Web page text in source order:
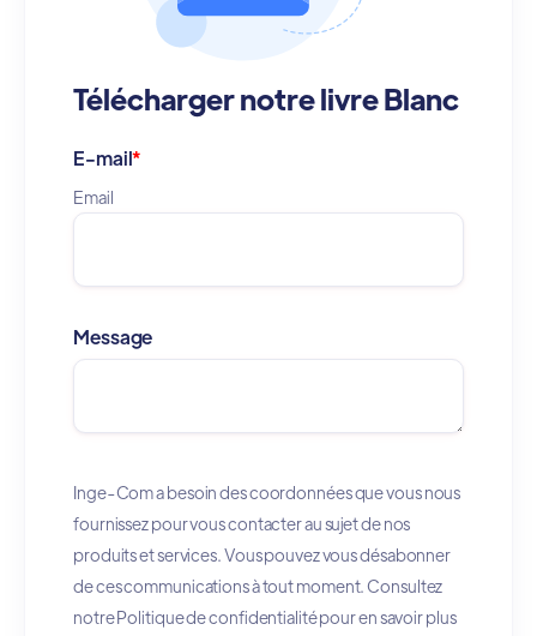
Télécharger notre livre Blanc
E-mail*
Email
Message
Inge-Com a besoin des coordonnées que vous nous
fournissez pour vous contacter au sujet de nos
produits et services. Vous pouvez vous désabonner
de ces communications à tout moment. Consultez
notre Politique de confidentialité pour en savoir plus